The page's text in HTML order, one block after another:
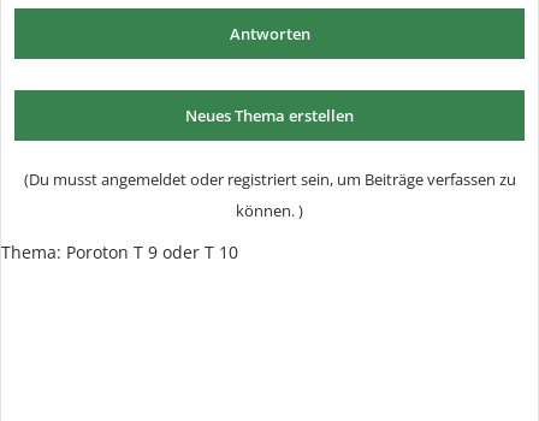
Antworten
Neues Thema erstellen
(Du musst angemeldet oder registriert sein, um Beiträge verfassen zu
können. )
Thema: Poroton T 9 oder T 10